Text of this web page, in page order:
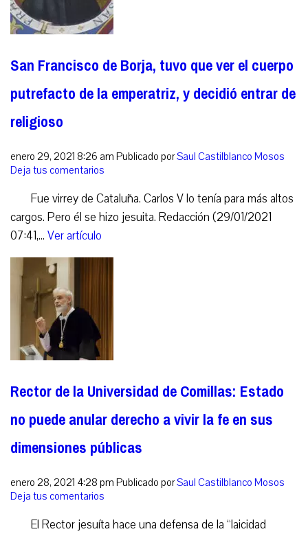
San Francisco de Borja, tuvo que ver el cuerpo
putrefacto de la emperatriz, y decidió entrar de
religioso
enero 29, 2021 8:26 am Publicado porSaul Castilblanco Mosos
Deja tus comentarios
Fue virrey de Cataluña. Carlos V lo tenía para más altos
cargos. Pero él se hizo jesuita. Redacción (29/01/2021
07:41,... Ver artículo
Rector de la Universidad de Comillas: Estado
no puede anular derecho a vivir la fe en sus
dimensiones públicas
enero 28, 2021 4:28 pm Publicado porSaul Castilblanco Mosos
Deja tus comentarios
El Rector jesuíta hace una defensa de la “laicidad